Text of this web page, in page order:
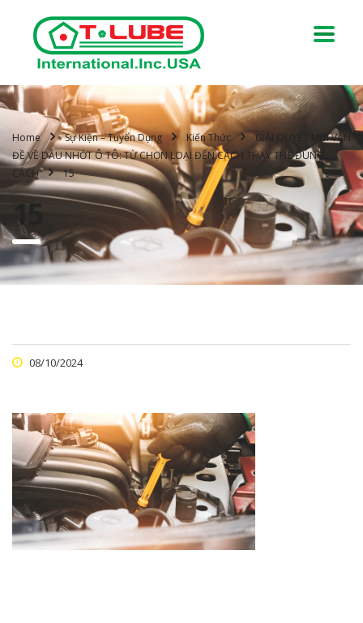
Home Sự Kiện – Tuyển Dụng Kiến Thức
GIẢI QUYẾT MỌI VẤN
ĐỀ VỀ DẦU NHỚT Ô TÔ: TỪ CHỌN LOẠI ĐẾN CÁCH THAY THẾ ĐÚNG
CÁCH
15
15
08/10/2024